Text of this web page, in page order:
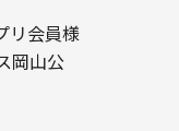
リ会員様
岡山公